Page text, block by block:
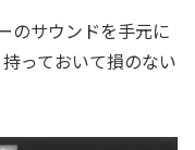
のサウンドを手元に
っておいて損のない